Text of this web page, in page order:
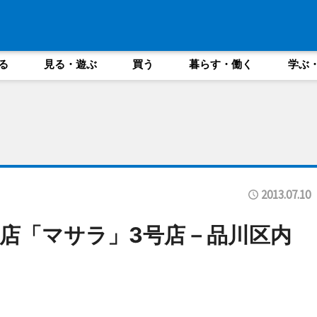
見る・遊ぶ 買う 暮らす・働く 学ぶ
2013.07.10
「マサラ」3号店－品川区内